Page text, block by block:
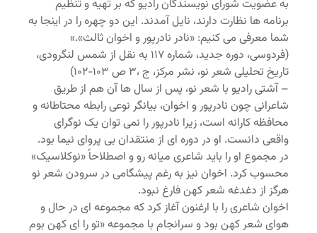
به عضویت شورای نویسندگان رادیو که بر تهیه و تنظیم
برنامه ها نظارت دارند، نایل آمدند. این دو چهره را در اینجا به
شما معرفی می کنیم: «نادر نادرپور و اخوان ثالث».»
(فردوسی، دوره جدید، شماره ۱۱۷ به نقل از شمس لنگرودی،
تاریخ تحلیلی شعر نو، نشر مرکز، ج ،۳ ص ۱۰۳-۱۰۲)
– آشتی رادیو با شعر نو، پس از سال ها آن هم از طریق
شاعرانی چون نادرپور و اخوان، بیانگر نوعی رابطه محتاطانه و
محافظه کارانه است، زیرا نادرپور را نمی توان یک نوگرای
واقعی دانست. او در دوره ای از منتقدان بی پروای نیما بود.
در مجموع او را باید شاعری میانه رو و اصطلاحاً «نوکلاسیک»
محسوب کرد. اخوان نیز به رغم پیشگامی در سرودن شعر نو
هرگز از دغدغه شعر کهن فارغ نبود.
اخوان شاعری را با ارغنون آغاز کرد که مجموعه ای در حال و
هوای شعر کهن بود و سرانجام با مجموعه «تو را ای کهن بوم